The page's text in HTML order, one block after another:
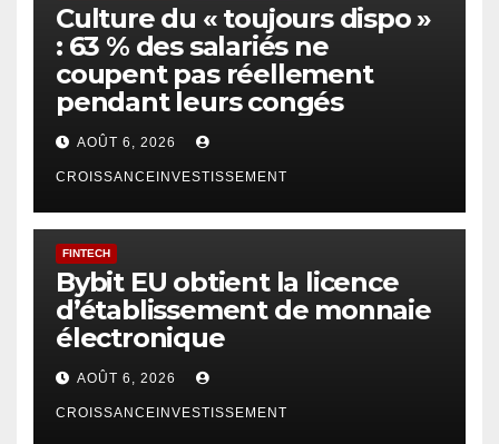
Culture du « toujours dispo »
: 63 % des salariés ne
coupent pas réellement
pendant leurs congés
AOÛT 6, 2026
CROISSANCEINVESTISSEMENT
FINTECH
Bybit EU obtient la licence
d’établissement de monnaie
électronique
AOÛT 6, 2026
CROISSANCEINVESTISSEMENT